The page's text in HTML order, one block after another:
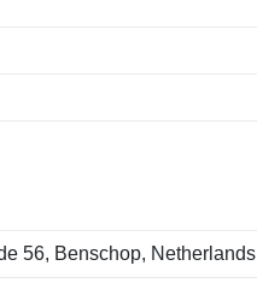
56, Benschop, Netherlands